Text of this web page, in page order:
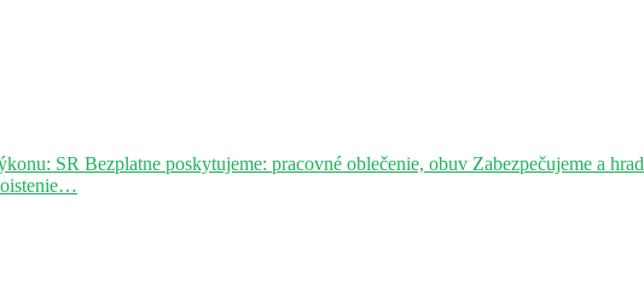
SR Bezplatne poskytujeme: pracovné oblečenie, obuv Zabezpečujeme a